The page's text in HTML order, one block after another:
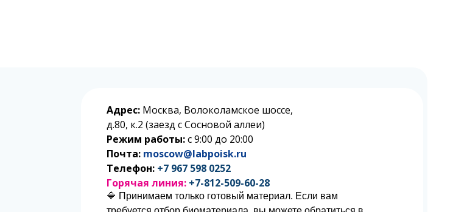
🔷 Принимаем только готовый материал. Если вам
Адрес: Москва, Волоколамское шоссе,
д.80, к.2 (заезд с Сосновой аллеи)
Режим работы:с 9:00 до 20:00
Почта: moscow@labpoisk.ru
Телефон: +7 967 598 0252
Горячая линия: +7-812-509-60-28